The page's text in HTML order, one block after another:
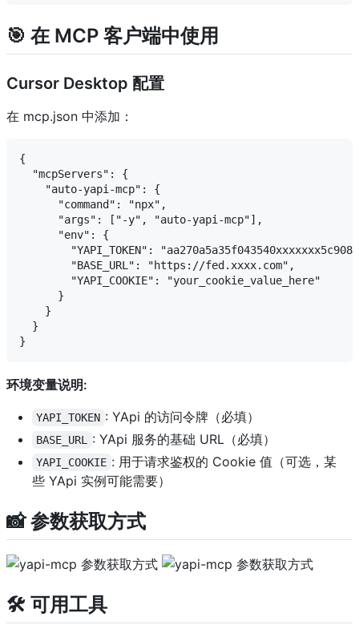
🎯 在 MCP 客户端中使用
Cursor Desktop 配置
在 mcp.json 中添加：
{
  "mcpServers": {
    "auto-yapi-mcp": {
      "command": "npx",
      "args": ["-y", "auto-yapi-mcp"],
      "env": {
"YAPI_TOKEN":
        "BASE_URL": "https://fed.xxxx.com",
        "YAPI_COOKIE": "your_cookie_value_here"
      }
    }
  }
环境变量说明:
YAPI_TOKEN : YApi 的访问令牌（必填）
BASE_URL : YApi 服务的基础 URL（必填）
YAPI_COOKIE : 用于请求鉴权的 Cookie 值（可选，某
些 YApi 实例可能需要）
📸 参数获取方式
🛠️ 可用工具